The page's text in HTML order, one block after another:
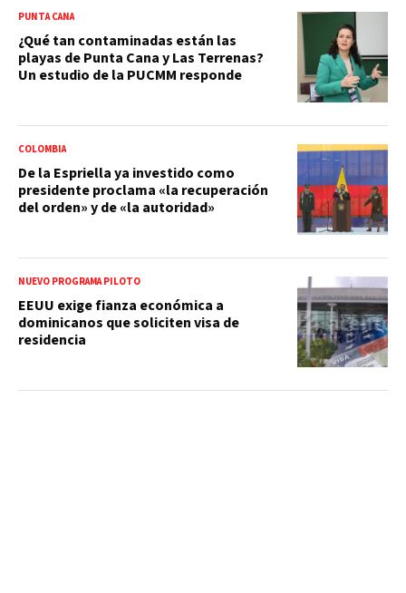
PUNTA CANA
¿Qué tan contaminadas están las
playas de Punta Cana y Las Terrenas?
Un estudio de la PUCMM responde
COLOMBIA
De la Espriella ya investido como
presidente proclama «la recuperación
del orden» y de «la autoridad»
NUEVO PROGRAMA PILOTO
EEUU exige fianza económica a
dominicanos que soliciten visa de
residencia